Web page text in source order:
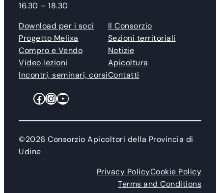
16.30 – 18.30
Download per i soci
Progetto Melixa
Compro e Vendo
Video lezioni
Incontri, seminari, corsi
Il Consorzio
Sezioni territoriali
Notizie
Apicoltura
Contatti
Facebook
Instagram
YouTube
©2026 Consorzio Apicoltori della Provincia di
Udine
Privacy PolicyCookie Policy
Terms and Conditions